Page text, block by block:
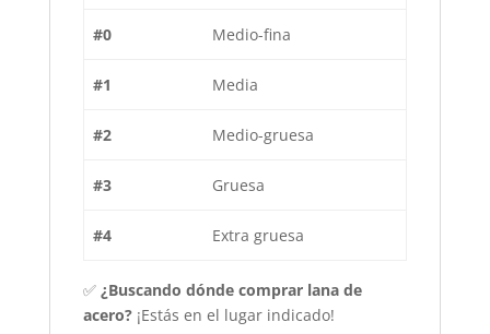
#0 Medio-fina
#1 Media
#2 Medio-gruesa
#3 Gruesa
#4 Extra gruesa
✅ ¿Buscando dónde comprar lana de
acero?¡Estás en el lugar indicado!